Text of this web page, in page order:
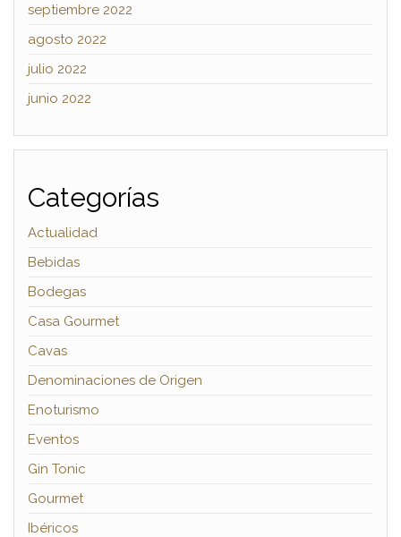
septiembre 2022
agosto 2022
julio 2022
junio 2022
Categorías
Actualidad
Bebidas
Bodegas
Casa Gourmet
Cavas
Denominaciones de Origen
Enoturismo
Eventos
Gin Tonic
Gourmet
Ibéricos